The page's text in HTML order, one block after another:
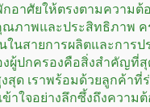
อาศัยให้ตรงตามความต้
ภาพและประสิทธิภาพ ค
ในสายการผลิตและการ
งผู้ปกครองคือสิ่งสำคัญที่
สุด เราพร้อมด้วยลูกค้าที่
ข้าใจอย่างลึกซึ้งถึงความ